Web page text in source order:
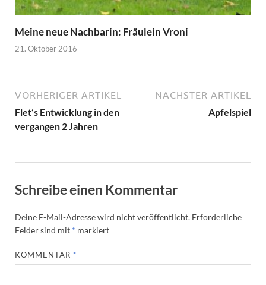
Meine neue Nachbarin: Fräulein Vroni
21. Oktober 2016
VORHERIGER ARTIKEL
Flet’s Entwicklung in den
vergangen 2 Jahren
NÄCHSTER ARTIKEL
Apfelspiel
Schreibe einen Kommentar
Deine E-Mail-Adresse wird nicht veröffentlicht. Erforderliche
Felder sind mit * markiert
KOMMENTAR *